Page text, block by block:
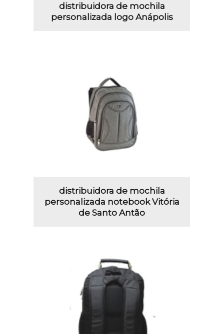
distribuidora de mochila
personalizada logo Anápolis
distribuidora de mochila
personalizada notebook Vitória
de Santo Antão